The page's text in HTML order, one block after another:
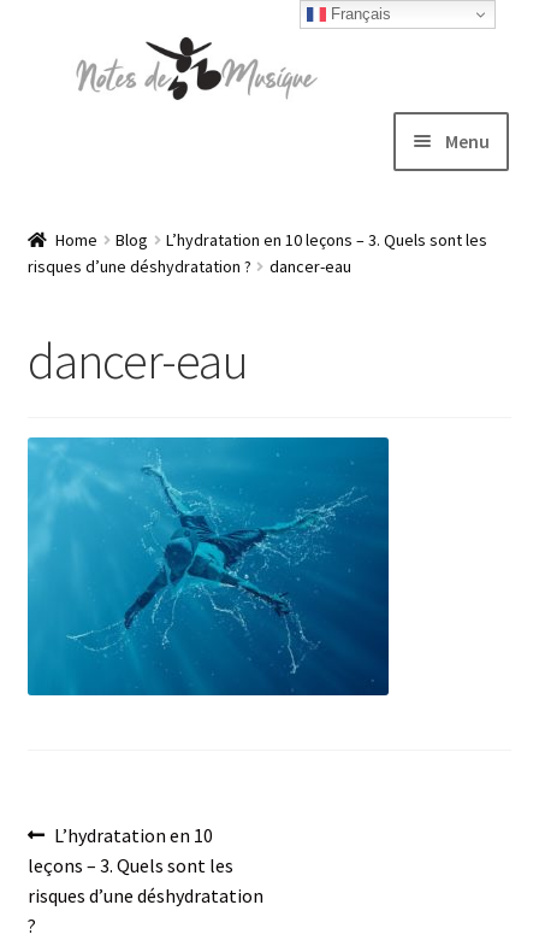
Menu
child
Jackets
Hats
Blog
Home Blog
L’hydratation en 10 leçons – 3. Quels sont les
risques d’une déshydratation ?
dancer-eau
dancer-eau
Post
navigation
Previous
post:
L’hydratation en 10
leçons – 3. Quels sont les
risques d’une déshydratation
?
Français